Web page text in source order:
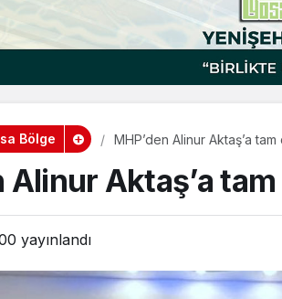
Bölge MHP’den Alinur Aktaş’a
Alinur Aktaş’a
yayınlandı